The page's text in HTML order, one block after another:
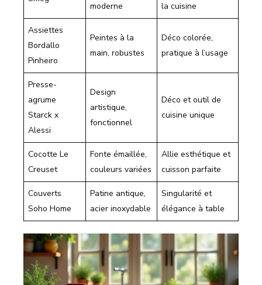
moderne la cuisine
Assiettes
Bordallo
Pinheiro
Peintes à la
main, robustes
Déco colorée,
pratique à l’usage
Presse-
agrume
Starck x
Alessi
Design
artistique,
fonctionnel
Déco et outil de
cuisine unique
Cocotte Le
Creuset
Fonte émaillée,
couleurs variées
Allie esthétique et
cuisson parfaite
Couverts
Soho Home
Patine antique,
acier inoxydable
Singularité et
élégance à table